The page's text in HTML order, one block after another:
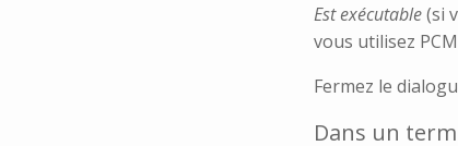
Est exécutable(si
vous utilisez
Fermez le
Dans un